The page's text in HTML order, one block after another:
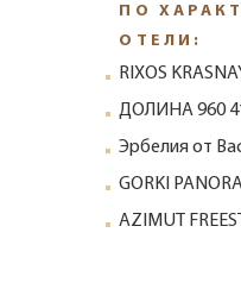
ПО
ОТЕЛИ:
RIXOS
ДОЛИНА 960
Эрбелия от
GORKI
AZIMUT